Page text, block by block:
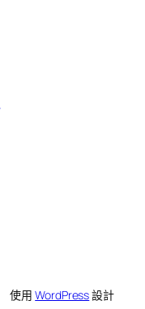
使用WordPress設計